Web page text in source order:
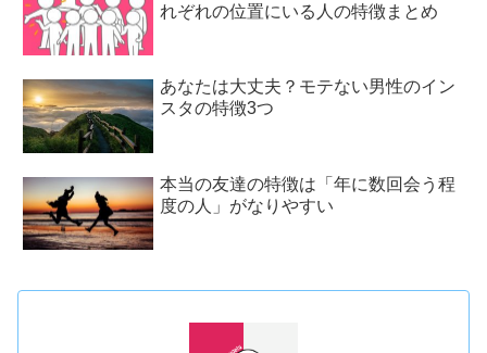
れぞれの位置にいる人の特徴まとめ
あなたは大丈夫？モテない男性のイン
スタの特徴3つ
本当の友達の特徴は「年に数回会う程
度の人」がなりやすい